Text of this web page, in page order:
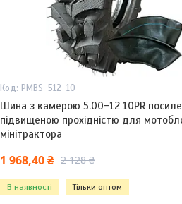
PMBS-512-10
Шина з камерою 5.00-12 10PR
підвищеною прохідністю для
мінітрактора
1 968,40 ₴ 2 128 ₴
В наявності Тільки оптом